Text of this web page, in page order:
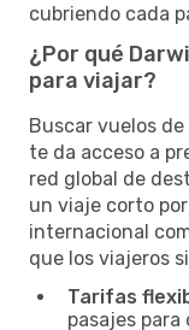
cubriendo cada
¿Por qué
para viajar?
Buscar vuelos
te da acceso a
red global de
un viaje corto
internacional
que los viajeros
Tarifas
pasajes